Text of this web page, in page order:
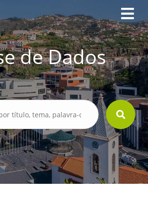
de Dados